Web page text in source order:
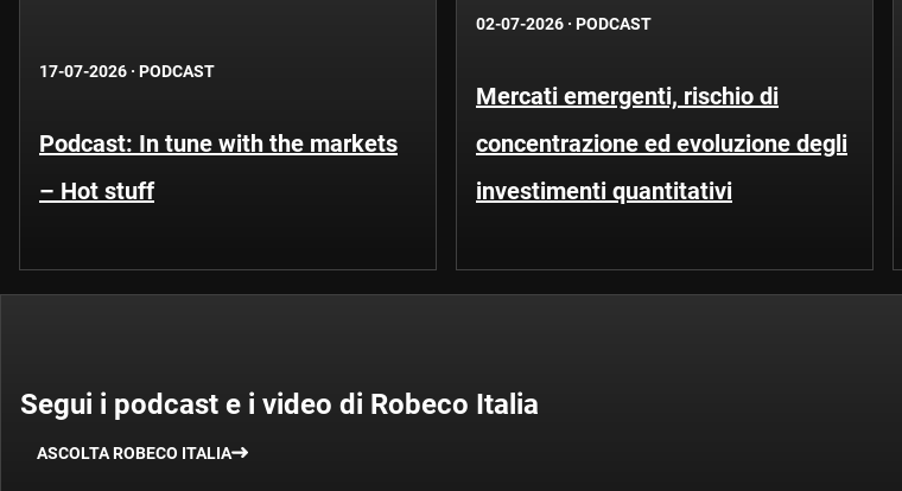
17-07-2026 · PODCAST
Podcast: In tune with the markets
– Hot stuff
02-07-2026 · PODCAST
Mercati emergenti, rischio di
concentrazione ed evoluzione degli
investimenti quantitativi
Segui i podcast e i video di Robeco Italia
ASCOLTA ROBECO ITALIA